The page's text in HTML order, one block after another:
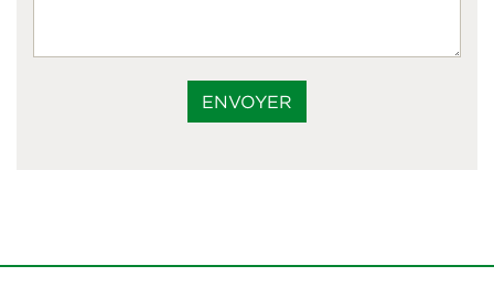
ENVOYER